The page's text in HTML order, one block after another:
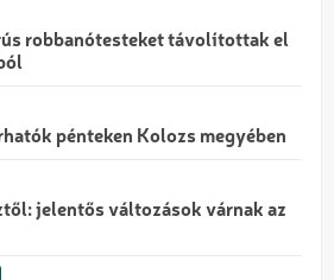
robbanótesteket távolítottak el
pénteken Kolozs megyében
jelentős változások várnak az